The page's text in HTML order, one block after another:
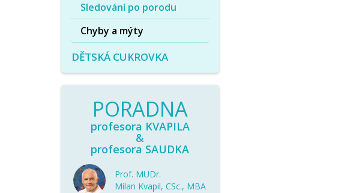
Sledování po porodu
Chyby a mýty
DĚTSKÁ CUKROVKA
PORADNA
profesora KVAPILA
&
profesora SAUDKA
Prof. MUDr.
Milan Kvapil, CSc., MBA